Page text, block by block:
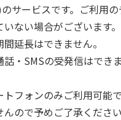
サービスです。ご利用
ない場合がございます。
延長はできません。
話・SMSの受発信はでき
トフォンのみご利用可能
ので予めご了承ください